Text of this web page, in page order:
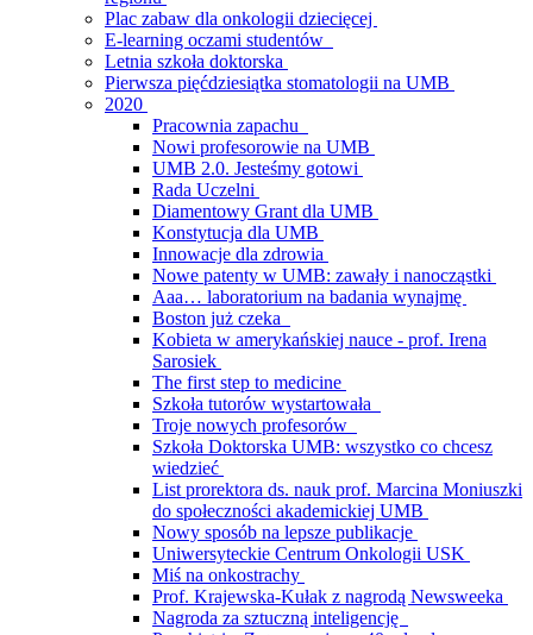
Plac zabaw dla onkologii dziecięcej
E-learning oczami studentów
Letnia szkoła doktorska
Pierwsza pięćdziesiątka stomatologii na UMB
2020
Pracownia zapachu
Nowi profesorowie na UMB
UMB 2.0. Jesteśmy gotowi
Rada Uczelni
Diamentowy Grant dla UMB
Konstytucja dla UMB
Innowacje dla zdrowia
Nowe patenty w UMB: zawały i nanocząstki
Aaa… laboratorium na badania wynajmę
Boston już czeka
Kobieta w amerykańskiej nauce - prof. Irena
Sarosiek
The first step to medicine
Szkoła tutorów wystartowała
Troje nowych profesorów
Szkoła Doktorska UMB: wszystko co chcesz
wiedzieć
List prorektora ds. nauk prof. Marcina Moniuszki
do społeczności akademickiej UMB
Nowy sposób na lepsze publikacje
Uniwersyteckie Centrum Onkologii USK
Miś na onkostrachy
Prof. Krajewska-Kułak z nagrodą Newsweeka
Nagroda za sztuczną inteligencję